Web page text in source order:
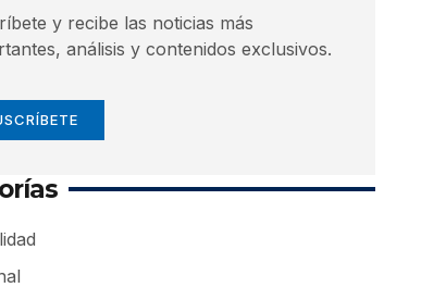
y recibe las noticias más
análisis y contenidos exclusivos.